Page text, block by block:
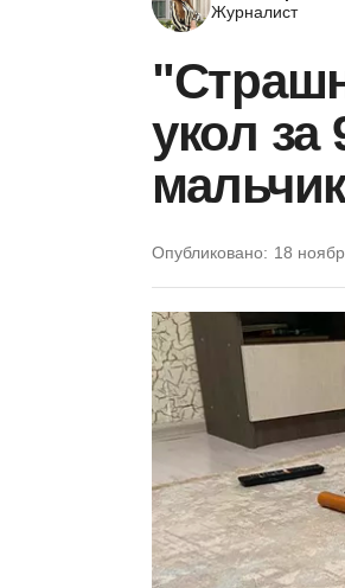
Журналист
укол за
Опубликовано: 18